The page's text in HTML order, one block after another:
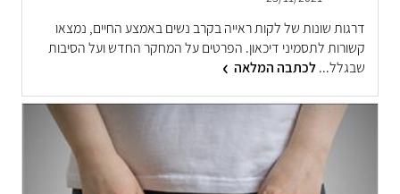
דרגות שונות של לקות ראייה בקרב נשים באמצע החיים, נמצאו
קשורות לתסמיני דיכאון. הפרטים על המחקר החדש ועל הסיבות
שבגלל...לכתבה המלאה